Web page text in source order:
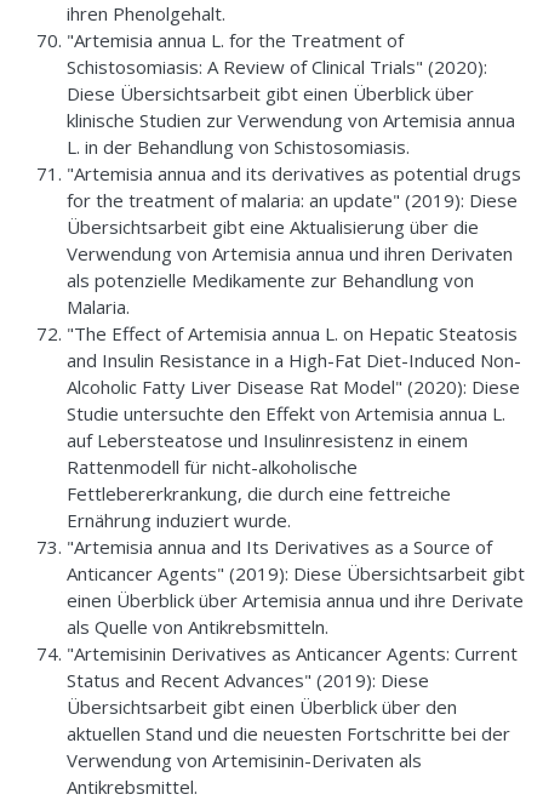
ihren Phenolgehalt.
"Artemisia annua L. for the Treatment of
Schistosomiasis: A Review of Clinical Trials" (2020):
Diese Übersichtsarbeit gibt einen Überblick über
klinische Studien zur Verwendung von Artemisia annua
L. in der Behandlung von Schistosomiasis.
"Artemisia annua and its derivatives as potential drugs
for the treatment of malaria: an update" (2019): Diese
Übersichtsarbeit gibt eine Aktualisierung über die
Verwendung von Artemisia annua und ihren Derivaten
als potenzielle Medikamente zur Behandlung von
Malaria.
"The Effect of Artemisia annua L. on Hepatic Steatosis
and Insulin Resistance in a High-Fat Diet-Induced Non-
Alcoholic Fatty Liver Disease Rat Model" (2020): Diese
Studie untersuchte den Effekt von Artemisia annua L.
auf Lebersteatose und Insulinresistenz in einem
Rattenmodell für nicht-alkoholische
Fettlebererkrankung, die durch eine fettreiche
Ernährung induziert wurde.
"Artemisia annua and Its Derivatives as a Source of
Anticancer Agents" (2019): Diese Übersichtsarbeit gibt
einen Überblick über Artemisia annua und ihre Derivate
als Quelle von Antikrebsmitteln.
"Artemisinin Derivatives as Anticancer Agents: Current
Status and Recent Advances" (2019): Diese
Übersichtsarbeit gibt einen Überblick über den
aktuellen Stand und die neuesten Fortschritte bei der
Verwendung von Artemisinin-Derivaten als
Antikrebsmittel.